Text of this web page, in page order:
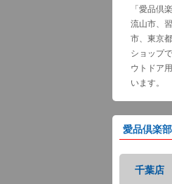
「愛品倶
流山市、
市、東京
ショップ
ウトドア
います。
愛品倶楽
千葉店